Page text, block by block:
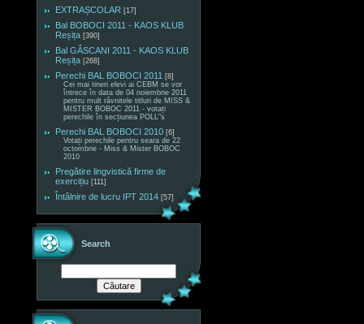
EXTRAȘCOLAR [17]
Bal BOBOCI 2011 - KAOS KLUB
Reșița [390]
Bal GÂSCANI 2011 - KAOS KLUB
Reșița [268]
Perechi BAL BOBOCI 2011 [8]
Cei mai tineri elevi ai CEBM se vor
întrece în data de 04 noiembrie 2011
pentru mult râvnitele titluri de MISS &
MISTER BOBOC 2011 - votați
perechile în secțiunea POLL"s
Perechi BAL BOBOCI 2010 [6]
Votați perechile pentru seara de 22
octombrie - Miss & Mister BOBOC
2010
Pregătire lingvistică firme de
exercițiu [111]
Întâlnire de lucru IPT 2014 [57]
Search